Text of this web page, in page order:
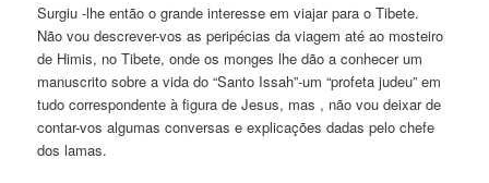
Surgiu -lhe então o grande interesse em viajar para o Tibete.
Não vou descrever-vos as peripécias da viagem até ao mosteiro
de Himis, no Tibete, onde os monges lhe dão a conhecer um
manuscrito sobre a vida do “Santo Issah”-um “profeta judeu” em
tudo correspondente à figura de Jesus, mas , não vou deixar de
contar-vos algumas conversas e explicações dadas pelo chefe
dos lamas.